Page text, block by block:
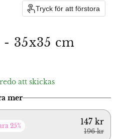
Tryck för att förstora
35x35 cm
att skickas
mer
25% 147 kr
196 kr